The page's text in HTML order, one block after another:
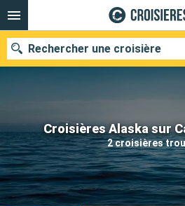
Croisières Alaska sur
2 croisières
Rechercher une croisière
Nos destinations
Mois de départ
Ports